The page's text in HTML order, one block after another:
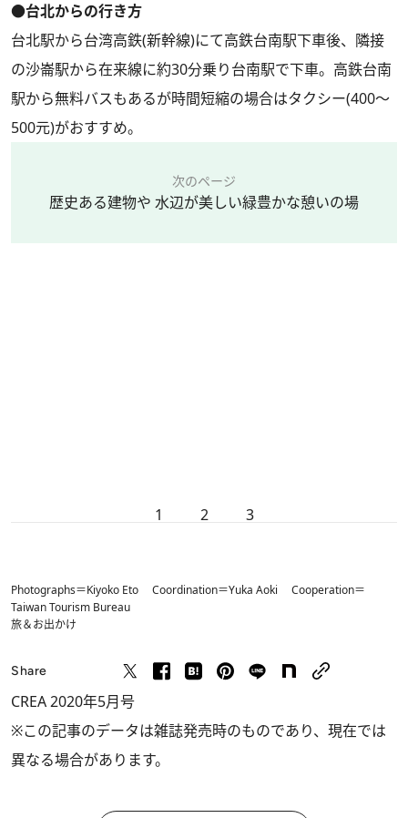
●台北からの行き方
台北駅から台湾高鉄(新幹線)にて高鉄台南駅下車後、隣接
の沙崙駅から在来線に約30分乗り台南駅で下車。高鉄台南
駅から無料バスもあるが時間短縮の場合はタクシー(400～
500元)がおすすめ。
次のページ
歴史ある建物や 水辺が美しい緑豊かな憩いの場
1 2 3
Photographs＝Kiyoko Eto Coordination＝Yuka Aoki Cooperation＝
Taiwan Tourism Bureau
旅＆お出かけ
Share
CREA 2020年5月号
※この記事のデータは雑誌発売時のものであり、現在では
異なる場合があります。